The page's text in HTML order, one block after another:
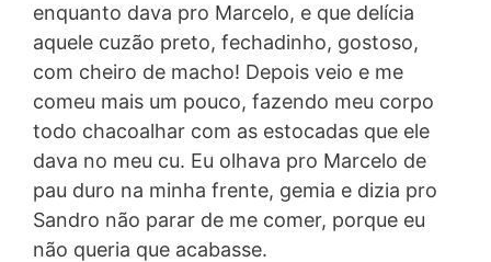
enquanto dava pro Marcelo, e que delícia
aquele cuzão preto, fechadinho, gostoso,
com cheiro de macho! Depois veio e me
comeu mais um pouco, fazendo meu corpo
todo chacoalhar com as estocadas que ele
dava no meu cu. Eu olhava pro Marcelo de
pau duro na minha frente, gemia e dizia pro
Sandro não parar de me comer, porque eu
não queria que acabasse.